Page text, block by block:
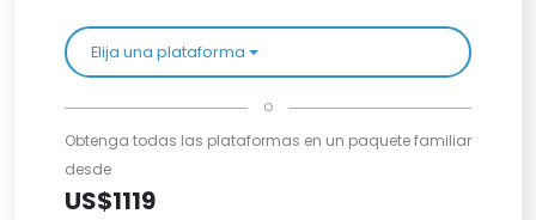
Elija una plataforma
o
Obtenga todas las plataformas en un paquete familiar
desde
US$1119